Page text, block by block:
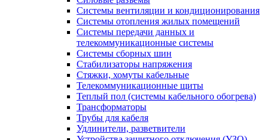
Системы вентиляции и кондиционирования
Системы отопления жилых помещений
Системы передачи данных и
телекоммуникационные системы
Системы сборных шин
Стабилизаторы напряжения
Стяжки, хомуты кабельные
Телекоммуникационные щиты
Теплый пол (системы кабельного обогрева)
Трансформаторы
Трубы для кабеля
Удлинители, разветвители